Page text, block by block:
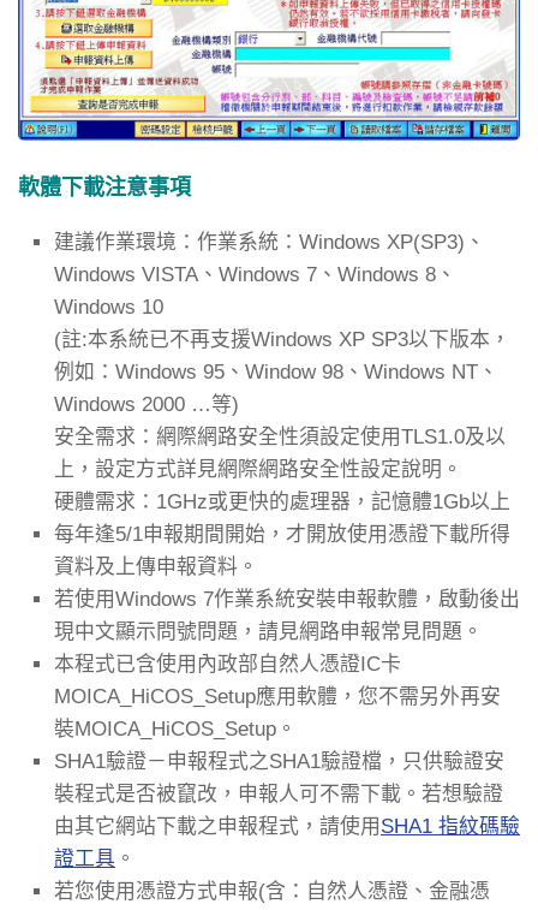
軟體下載注意事項
建議作業環境：作業系統：Windows XP(SP3)、
Windows VISTA、Windows 7、Windows 8、
Windows 10
(註:本系統已不再支援Windows XP SP3以下版本，
例如：Windows 95、Window 98、Windows NT、
Windows 2000 …等)
安全需求：網際網路安全性須設定使用TLS1.0及以
上，設定方式詳見網際網路安全性設定說明。
硬體需求：1GHz或更快的處理器，記憶體1Gb以上
每年逢5/1申報期間開始，才開放使用憑證下載所得
資料及上傳申報資料。
若使用Windows 7作業系統安裝申報軟體，啟動後出
現中文顯示問號問題，請見網路申報常見問題。
本程式已含使用內政部自然人憑證IC卡
MOICA_HiCOS_Setup應用軟體，您不需另外再安
裝MOICA_HiCOS_Setup。
SHA1驗證－申報程式之SHA1驗證檔，只供驗證安
裝程式是否被竄改，申報人可不需下載。若想驗證
由其它網站下載之申報程式，請使用 SHA1 指紋碼驗
證工具 。
若您使用憑證方式申報(含：自然人憑證、金融憑